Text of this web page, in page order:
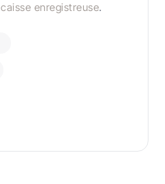
caisse enregistreuse.